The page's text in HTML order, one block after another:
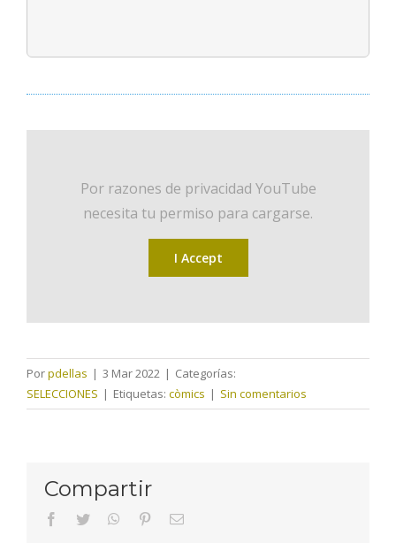
Por razones de privacidad YouTube
necesita tu permiso para cargarse.
I Accept
Porpdellas | 3 Mar 2022 | Categorías:
SELECCIONES | Etiquetas: còmics | Sin comentarios
Compartir
facebooktwitter whatsapppinterestCorreo